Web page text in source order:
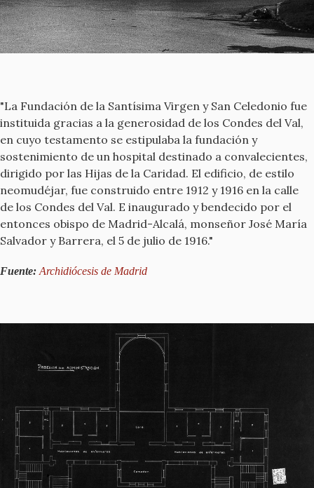
"La Fundación de la Santísima Virgen y San Celedonio fue
instituida gracias a la generosidad de los Condes del Val,
en cuyo testamento se estipulaba la fundación y
sostenimiento de un hospital destinado a convalecientes,
dirigido por las Hijas de la Caridad. El edificio, de estilo
neomudéjar, fue construido entre 1912 y 1916 en la calle
de los Condes del Val. E inaugurado y bendecido por el
entonces obispo de Madrid-Alcalá, monseñor José María
Salvador y Barrera, el 5 de julio de 1916."
Fuente: Archidiócesis de Madrid